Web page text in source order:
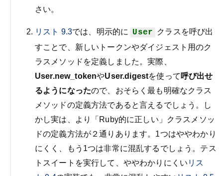
さい。
リスト 9.3では、明示的に User
クラスを呼び出
すことで、新しいトークンやダイジェスト用のク
ラスメソッドを定義しました。実際、
User.new_tokenやUser.digestを使って 呼び出せ
るようになったので、おそらく最も明確なクラス
メソッドの定義方法であると言えるでしょう。し
かし実は、より「Ruby的に正しい」クラスメソッ
ドの定義方法が２通りあります。1つはややわかり
にくく、もう1つは非常に混乱するでしょう。テス
トスイートを実行して、ややわかりにくい リス